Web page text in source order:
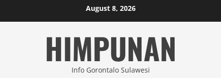
to
August 8, 2026
HIMPUNAN
Info Gorontalo Sulawesi